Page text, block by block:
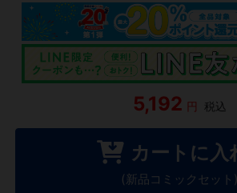
5,192 円 税込
カートに入
(新品コミックセット)